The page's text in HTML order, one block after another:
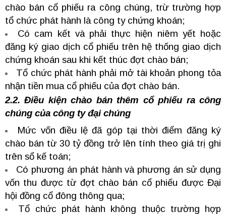
chào bán cổ phiếu ra công chúng, trừ trường hợp
tổ chức phát hành là công ty chứng khoán;
Có cam kết và phải thực hiện niêm yết hoặc
đăng ký giao dịch cổ phiếu trên hệ thống giao dịch
chứng khoán sau khi kết thúc đợt chào bán;
Tổ chức phát hành phải mở tài khoản phong tỏa
nhận tiền mua cổ phiếu của đợt chào bán.
2.2. Điều kiện chào bán thêm cổ phiếu ra công
chúng của công ty đại chúng
Mức vốn điều lệ đã góp tại thời điểm đăng ký
chào bán từ 30 tỷ đồng trở lên tính theo giá trị ghi
trên sổ kế toán;
Có phương án phát hành và phương án sử dụng
vốn thu được từ đợt chào bán cổ phiếu được Đại
hội đồng cổ đông thông qua;
Tổ chức phát hành không thuộc trường hợp